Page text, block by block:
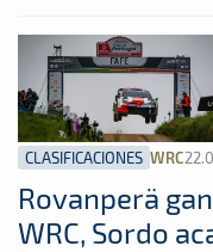
CLASIFICACIONES WRC
Rovanperä
WRC, Sordo